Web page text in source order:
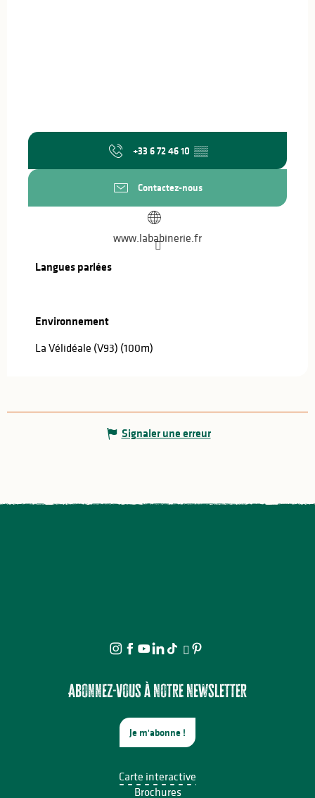
+33 6 72 46 10 ▒▒
Contactez-nous
www.lababinerie.fr
Langues parlées
Langues parlées
Environnement
Environnement
La Vélidéale (V93) (100m)
Signaler une erreur
Abonnez-vous à notre newsletter
Je m'abonne !
Carte interactive
Brochures